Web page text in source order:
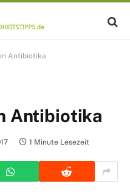
Antibiotika
Antibiotika
1 Minute Lesezeit